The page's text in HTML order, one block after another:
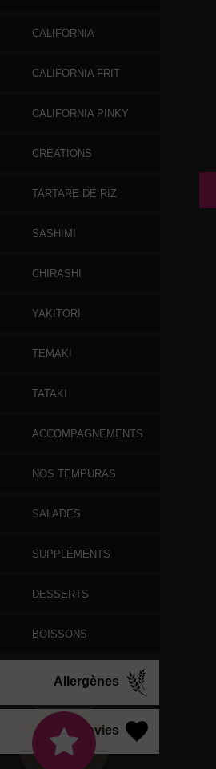
CALIFORNIA
CALIFORNIA FRIT
CALIFORNIA PINKY
CRÉATIONS
TARTARE DE RIZ
SASHIMI
CHIRASHI
YAKITORI
TEMAKI
TATAKI
ACCOMPAGNEMENTS
NOS TEMPURAS
SALADES
SUPPLÉMENTS
DESSERTS
BOISSONS
Allergènes
Vos Envies